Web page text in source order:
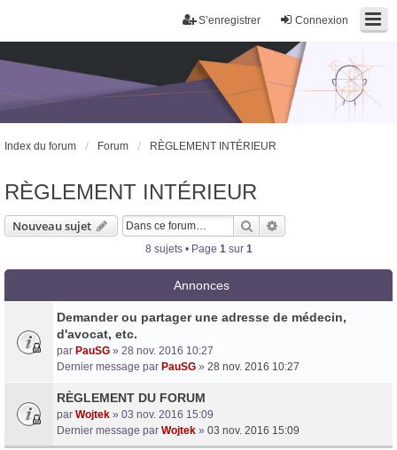
Connexion
S’enregistrer
Trans District
Index du forum Forum RÈGLEMENT INTÉRIEUR
RÈGLEMENT INTÉRIEUR
Nouveau sujet Rechercher
8 sujets • Page 1sur 1
Annonces
Demander ou partager une adresse de médecin,
d'avocat, etc.
par PauSG » 28 nov. 2016 10:27
Dernier message par PauSG » 28 nov. 2016 10:27
RÈGLEMENT DU FORUM
par Wojtek » 03 nov. 2016 15:09
Dernier message par Wojtek » 03 nov. 2016 15:09